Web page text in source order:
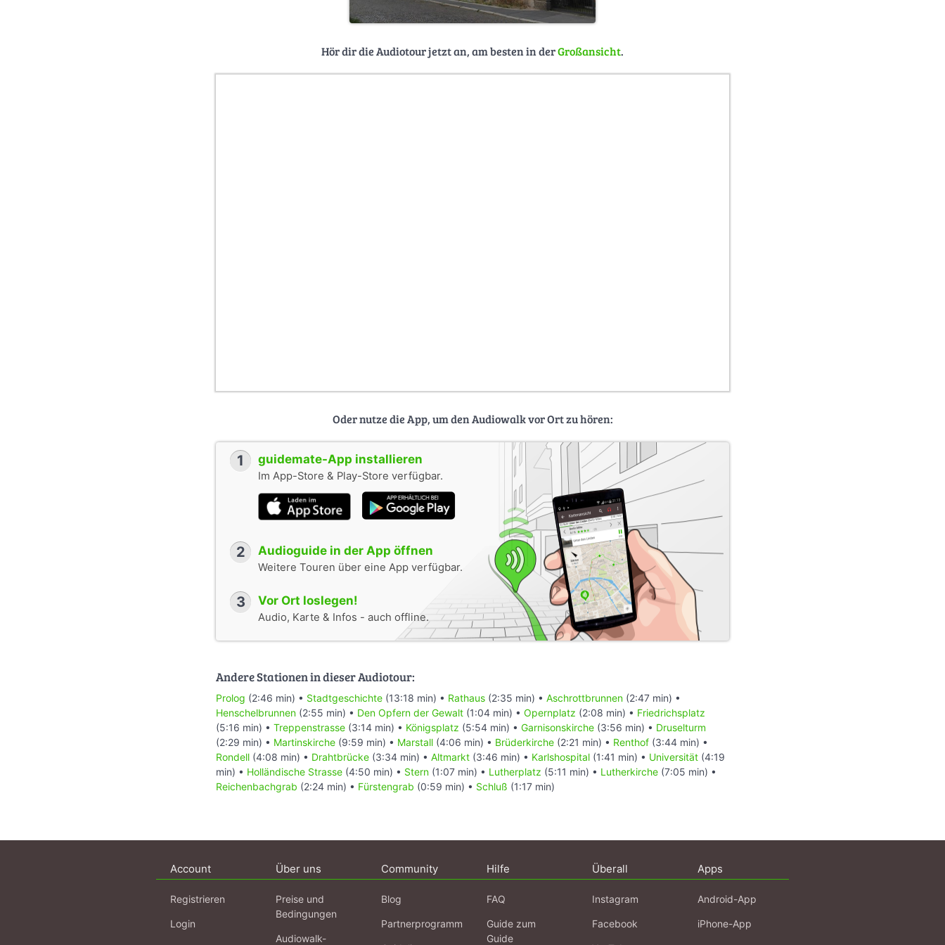
Hör dir die Audiotour jetzt an, am besten in derGroßansicht.
Oder nutze die App, um den Audiowalk vor Ort zu hören:
1 guidemate-App installieren
Im App-Store & Play-Store verfügbar.
2 Audioguide in der App öffnen
Weitere Touren über eine App verfügbar.
3 Vor Ort loslegen!
Audio, Karte & Infos - auch offline.
Andere Stationen in dieser Audiotour:
Prolog (2:46 min) • Stadtgeschichte (13:18 min) • Rathaus (2:35 min) • Aschrottbrunnen (2:47 min) •
Henschelbrunnen (2:55 min) • Den Opfern der Gewalt (1:04 min) • Opernplatz (2:08 min) • Friedrichsplatz
(5:16 min) • Treppenstrasse (3:14 min) • Königsplatz (5:54 min) • Garnisonskirche (3:56 min) • Druselturm
(2:29 min) • Martinskirche (9:59 min) • Marstall (4:06 min) • Brüderkirche (2:21 min) • Renthof (3:44 min) •
Rondell (4:08 min) • Drahtbrücke (3:34 min) • Altmarkt (3:46 min) • Karlshospital (1:41 min) • Universität (4:19
min) • Holländische Strasse (4:50 min) • Stern (1:07 min) • Lutherplatz (5:11 min) • Lutherkirche (7:05 min) •
Reichenbachgrab (2:24 min) • Fürstengrab (0:59 min) • Schluß (1:17 min)
Account
Registrieren
Login
Über uns
Preise und
Bedingungen
Audiowalk-
Community
Blog
Partnerprogramm
Hilfe
FAQ
Guide zum
Guide
Überall
Instagram
Facebook
Apps
Android-App
iPhone-App